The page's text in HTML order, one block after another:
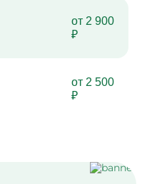
от 2 900
₽
от 2 500
₽